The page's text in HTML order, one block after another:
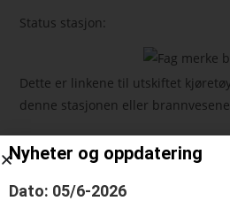
Status stasjon:
Dette er linkene til utskiftet
denne stasjonen eller brannvesene
Feie-/tilsynsbil,
Påhengsvogn
Nyheter og oppdatering
Dato: 05/6-2026